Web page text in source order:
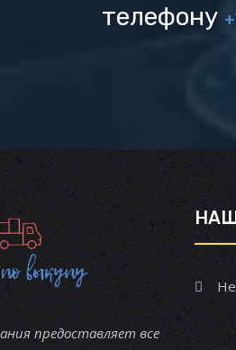
телефону
предоставляет все